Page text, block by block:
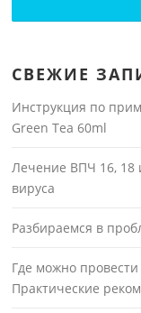
СВЕЖИЕ
Инструкция по
Green Tea 60ml
Лечение ВПЧ 16, 18
вируса
Разбираемся в
Где можно
Практические